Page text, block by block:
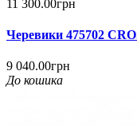
11 300.00грн
Черевики 475702
9 040.00грн
До кошика